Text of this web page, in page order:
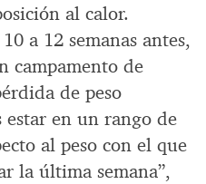
al calor.
a 12 semanas antes,
campamento de
de peso
estar en un rango de
al peso con el que
la última semana”,